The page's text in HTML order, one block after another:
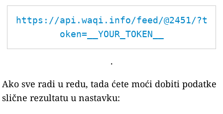
https://api.waqi.info/feed/@2451/?t
oken=__YOUR_TOKEN__
.
Ako sve radi u redu, tada ćete moći dobiti podatke
slične rezultatu u nastavku: